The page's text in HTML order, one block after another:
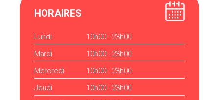
HORAIRES
Lundi
10h00 - 23h00
Mardi
10h00 - 23h00
Mercredi
10h00 - 23h00
Jeudi
10h00 - 23h00